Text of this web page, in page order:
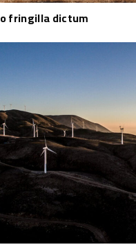
fringilla dictum